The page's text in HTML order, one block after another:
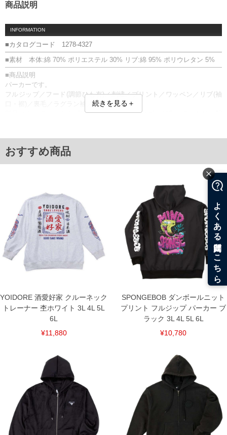
商品説明
INFORMATION
■カタログコード 1278-4327
■素材 本体:綿 70% ポリエステル 30% リブ:綿 95% ポリウレタン 5%
■商品説明
パーカーです。
フルジップ／フード(調節ひも有)／刺繍／プリント／ワッペン／リブ(袖
口・裾)／裏毛／ラグラン袖／ステッカー付
製品によってバックのプリントや刺繍の配置にズレが生じていたり、配
■サイズ表
サイズ/バスト/総丈/裾周り/裄丈/袖口
3L/136/78/110/91/22
単位はcm
※【返品交換について】
返品交換希望の方は、商品到着後1週間以内にご連絡ください。
下着(肌着)やワイシャツは商品の性質上、返品交換不可とさせて頂いております。予め
ご了承くださいませ。
※【ボトムの裾上げをご希望の場合】
裾上げ料金は500円+税となります。
備考欄に股下●cmとご記入下さい。（裾上げ無料対象商品は1本につき税込6,000円以
上の品が対象。1本5,999円以下の商品は有料（500円+税）となります。）
一部、お直しに対応出来ない商品がございます。(例：裾にファスナーや調節ひもが付
いている、極端なデザインが施されている等)
※商品によって若干のサイズの誤差がございます。また、お客様がご使用の環境（コ
す。そのようなことがない様最大限に努めておりますが、もしあった場合速やかにご
連絡させて頂きますので予めご了承ください。
DETAIL
続きを見る＋
おすすめ商品
YOIDORE 酒愛好家 クルーネック
トレーナー 杢ホワイト 3L 4L 5L
6L
¥11,880
SPONGEBOB ダンボールニット
プリント フルジップ パーカー ブ
ラック 3L 4L 5L 6L
¥10,780